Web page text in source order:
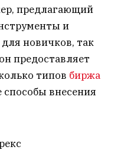
предлагающий
и
новичков, так
предоставляет
типов биржа
внесения